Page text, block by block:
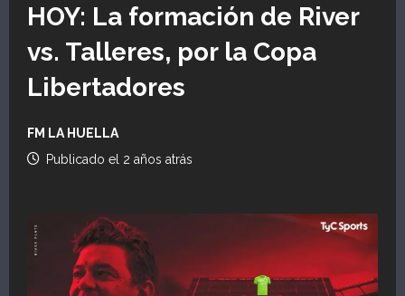
HOY: La formación de River
vs. Talleres, por la Copa
Libertadores
FM LA HUELLA
Publicado el 2 años atrás